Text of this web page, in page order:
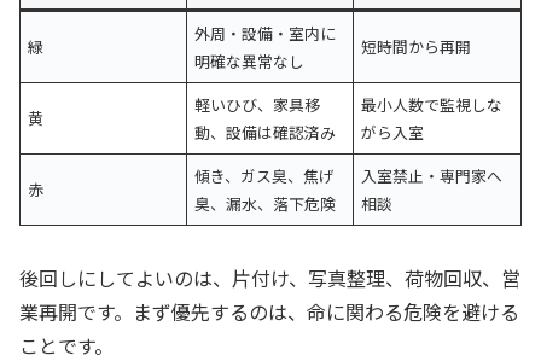
緑
外周・設備・室内に
明確な異常なし
短時間から再開
黄
軽いひび、家具移
動、設備は確認済み
最小人数で監視しな
がら入室
赤
傾き、ガス臭、焦げ
臭、漏水、落下危険
入室禁止・専門家へ
相談
後回しにしてよいのは、片付け、写真整理、荷物回収、営
業再開です。まず優先するのは、命に関わる危険を避ける
ことです。